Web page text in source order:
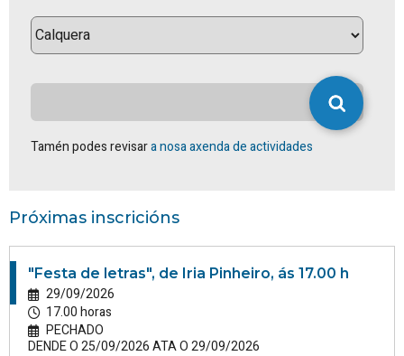
Tamén podes revisara nosa axenda de actividades
Próximas inscricións
"Festa de letras", de Iria Pinheiro, ás 17.00 h
29/09/2026
17.00 horas
PECHADO
DENDE O 25/09/2026 ATA O 29/09/2026